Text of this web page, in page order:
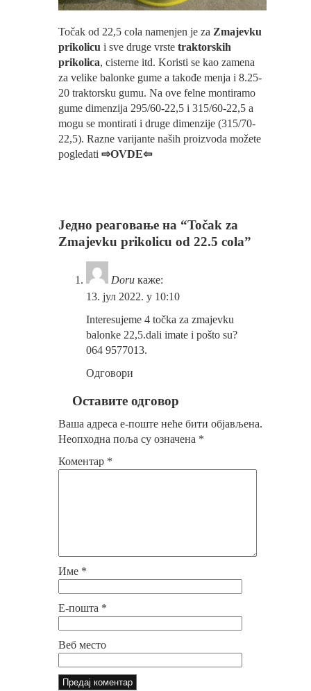
Točak od 22,5 cola namenjen je za Zmajevku
prikolicu i sve druge vrste traktorskih
prikolica, cisterne itd. Koristi se kao zamena
za velike balonke gume a takođe menja i 8.25-
20 traktorsku gumu. Na ove felne montiramo
gume dimenzija 295/60-22,5 i 315/60-22,5 a
mogu se montirati i druge dimenzije (315/70-
22,5). Razne varijante naših proizvoda možete
pogledati ⇨OVDE⇦
Једно реаговање на “Točak za
Zmajevku prikolicu od 22.5 cola”
Doru каже:
13. јул 2022. у 10:10
Interesujeme 4 točka za zmajevku
balonke 22,5.dali imate i pošto su?
064 9577013.
Одговори
Оставите одговор
Ваша адреса е-поште неће бити објављена.
Неопходна поља су означена *
Коментар *
Име *
Е-пошта *
Веб место